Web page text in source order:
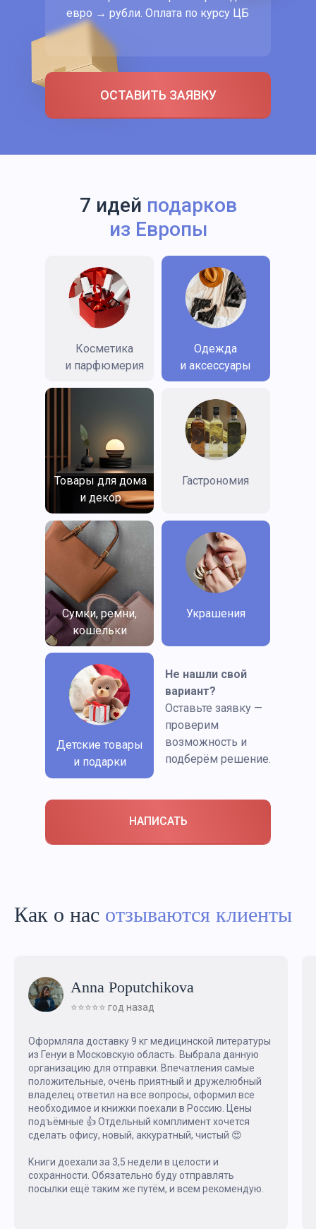
ОСТАВИТЬ ЗАЯВКУ
евро → рубли. Оплата по курсу ЦБ
7 идей подарков
из Европы
Украшения
Детские товары
и подарки
Гастрономия
Товары для дома
и декор
Сумки, ремни,
кошельки
Одежда
и аксессуары
Косметика
и парфюмерия
Не нашли свой
вариант?
Оставьте заявку —
проверим
возможность и
подберём решение.
НАПИСАТЬ
Как о нас отзываются клиенты
Anna Poputchikova
⭐️⭐️⭐️⭐️⭐️ год назад
Оформляла доставку 9 кг медицинской литературы
из Генуи в Московскую область. Выбрала данную
организацию для отправки. Впечатления самые
положительные, очень приятный и дружелюбный
владелец ответил на все вопросы, оформил все
необходимое и книжки поехали в Россию. Цены
подъёмные 👍 Отдельный комплимент хочется
сделать офису, новый, аккуратный, чистый 😍
Книги доехали за 3,5 недели в целости и
сохранности. Обязательно буду отправлять
посылки ещё таким же путём, и всем рекомендую.